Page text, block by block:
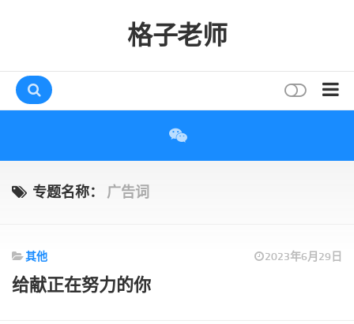
格子老师
互动
专题名称： 广告词
其他 2023年6月29日
给献‬正在努力的你